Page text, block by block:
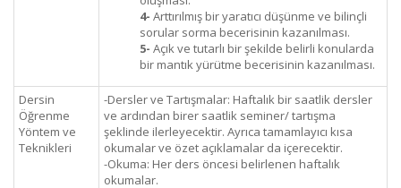
4- Arttırılmış bir yaratıcı düşünme ve bilinçli
sorular sorma becerisinin kazanılması.
5- Açık ve tutarlı bir şekilde belirli konularda
bir mantık yürütme becerisinin kazanılması.
Dersin
Öğrenme
Yöntem ve
Teknikleri
-Dersler ve Tartışmalar: Haftalık bir saatlik dersler
ve ardından birer saatlik seminer/ tartışma
şeklinde ilerleyecektir. Ayrıca tamamlayıcı kısa
okumalar ve özet açıklamalar da içerecektir.
-Okuma: Her ders öncesi belirlenen haftalık
okumalar.